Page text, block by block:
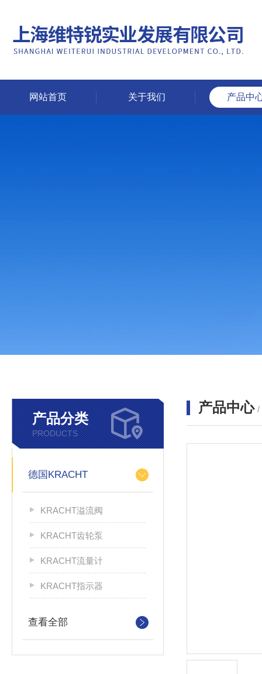
网站首页 关于我们 产品中
产品分类
PRODUCTS
德国KRACHT
KRACHT溢流阀
KRACHT齿轮泵
KRACHT流量计
KRACHT指示器
查看全部
产品中心 /